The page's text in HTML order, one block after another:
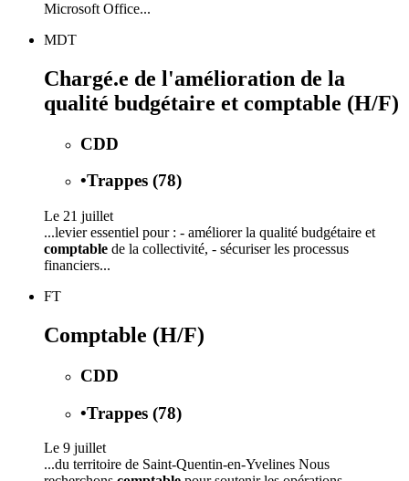
Microsoft Office...
MDT
Chargé.e de l'amélioration de la
qualité budgétaire et comptable (H/F)
CDD
•Trappes (78)
Le 21 juillet
...levier essentiel pour : - améliorer la qualité budgétaire et
comptable de la collectivité, - sécuriser les processus
financiers...
FT
Comptable (H/F)
CDD
•Trappes (78)
Le 9 juillet
...du territoire de Saint-Quentin-en-Yvelines Nous